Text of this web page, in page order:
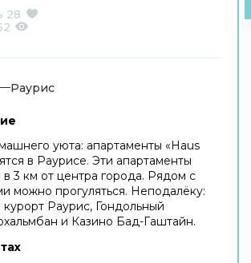
28
Раурис
уюта: апартаменты «Haus
в Раурисе. Эти апартаменты
3 км от центра города. Рядом с
можно прогуляться. Неподалёку:
Раурис, Гондольный
и Казино Бад-Гаштайн.